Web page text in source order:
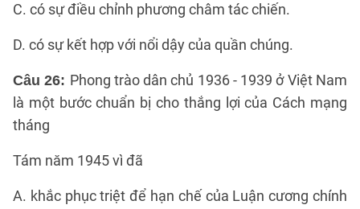
C. có sự điều chỉnh phương châm tác chiến.
D. có sự kết hợp với nổi dậy của quần chúng.
Câu 26: Phong trào dân chủ 1936 - 1939 ở Việt Nam
là một bước chuẩn bị cho thắng lợi của Cách mạng
tháng
Tám năm 1945 vì đã
A. khắc phục triệt để hạn chế của Luận cương chính